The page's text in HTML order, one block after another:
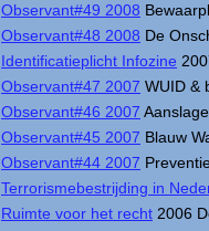
Observant#49 2008
Observant#48 2008 De
Identificatieplicht Infozine
Observant#47 2007 WUID &
Observant#46 2007
Observant#45 2007 Blauw
Observant#44 2007
Terrorismebestrijding in
Ruimte voor het recht 2006